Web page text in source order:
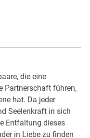
die eine
Partnerschaft führen,
hat. Da jeder
Seelenkraft in sich
Entfaltung dieses
in Liebe zu finden